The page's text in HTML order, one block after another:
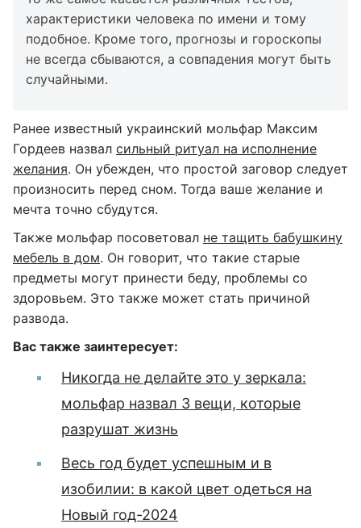
характеристики человека по имени и тому
подобное. Кроме того, прогнозы и гороскопы
не всегда сбываются, а совпадения могут быть
случайными.
Ранее известный украинский мольфар Максим
Гордеев назвал сильный ритуал на исполнение
желания. Он убежден, что простой заговор следует
произносить перед сном. Тогда ваше желание и
мечта точно сбудутся.
Также мольфар посоветовал не тащить бабушкину
мебель в дом. Он говорит, что такие старые
предметы могут принести беду, проблемы со
здоровьем. Это также может стать причиной
развода.
Вас также заинтересует:
Никогда не делайте это у зеркала:
мольфар назвал 3 вещи, которые
разрушат жизнь
Весь год будет успешным и в
изобилии: в какой цвет одеться на
Новый год-2024